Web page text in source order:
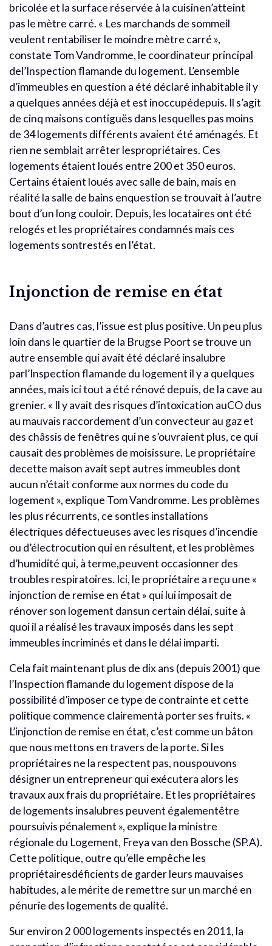
bricolée et la surface réservée à la cuisinen’atteint
pas le mètre carré. « Les marchands de sommeil
veulent rentabiliser le moindre mètre carré »,
constate Tom Vandromme, le coordinateur principal
del’Inspection flamande du logement. L’ensemble
d’immeubles en question a été déclaré inhabitable il y
a quelques années déjà et est inoccupédepuis. Il s’agit
de cinq maisons contiguës dans lesquelles pas moins
de 34 logements différents avaient été aménagés. Et
rien ne semblait arrêter lespropriétaires. Ces
logements étaient loués entre 200 et 350 euros.
Certains étaient loués avec salle de bain, mais en
réalité la salle de bains enquestion se trouvait à l’autre
bout d’un long couloir. Depuis, les locataires ont été
relogés et les propriétaires condamnés mais ces
logements sontrestés en l’état.
Injonction de remise en état
Dans d’autres cas, l’issue est plus positive. Un peu plus
loin dans le quartier de la Brugse Poort se trouve un
autre ensemble qui avait été déclaré insalubre
parl’Inspection flamande du logement il y a quelques
années, mais ici tout a été rénové depuis, de la cave au
grenier. « Il y avait des risques d’intoxication auCO dus
au mauvais raccordement d’un convecteur au gaz et
des châssis de fenêtres qui ne s’ouvraient plus, ce qui
causait des problèmes de moisissure. Le propriétaire
decette maison avait sept autres immeubles dont
aucun n’était conforme aux normes du code du
logement », explique Tom Vandromme. Les problèmes
les plus récurrents, ce sontles installations
électriques défectueuses avec les risques d’incendie
ou d’électrocution qui en résultent, et les problèmes
d’humidité qui, à terme,peuvent occasionner des
troubles respiratoires. Ici, le propriétaire a reçu une «
injonction de remise en état » qui lui imposait de
rénover son logement dansun certain délai, suite à
quoi il a réalisé les travaux imposés dans les sept
immeubles incriminés et dans le délai imparti.
Cela fait maintenant plus de dix ans (depuis 2001) que
l’Inspection flamande du logement dispose de la
possibilité d’imposer ce type de contrainte et cette
politique commence clairementà porter ses fruits. «
L’injonction de remise en état, c’est comme un bâton
que nous mettons en travers de la porte. Si les
propriétaires ne la respectent pas, nouspouvons
désigner un entrepreneur qui exécutera alors les
travaux aux frais du propriétaire. Et les propriétaires
de logements insalubres peuvent égalementêtre
poursuivis pénalement », explique la ministre
régionale du Logement, Freya van den Bossche (SP.A).
Cette politique, outre qu’elle empêche les
propriétairesdéficients de garder leurs mauvaises
habitudes, a le mérite de remettre sur un marché en
pénurie des logements de qualité.
Sur environ 2 000 logements inspectés en 2011, la